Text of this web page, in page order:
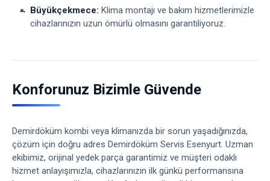
Büyükçekmece: Klima montajı ve bakım hizmetlerimizle
cihazlarınızın uzun ömürlü olmasını garantiliyoruz.
Konforunuz Bizimle Güvende
Demirdöküm kombi veya klimanızda bir sorun yaşadığınızda,
çözüm için doğru adres Demirdöküm Servis Esenyurt. Uzman
ekibimiz, orijinal yedek parça garantimiz ve müşteri odaklı
hizmet anlayışımızla, cihazlarınızın ilk günkü performansına